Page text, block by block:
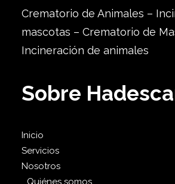
Crematorio de Animales –
mascotas – Crematorio de
Incineración de animales
Sobre
Inicio
Servicios
Nosotros
Quiénes somos